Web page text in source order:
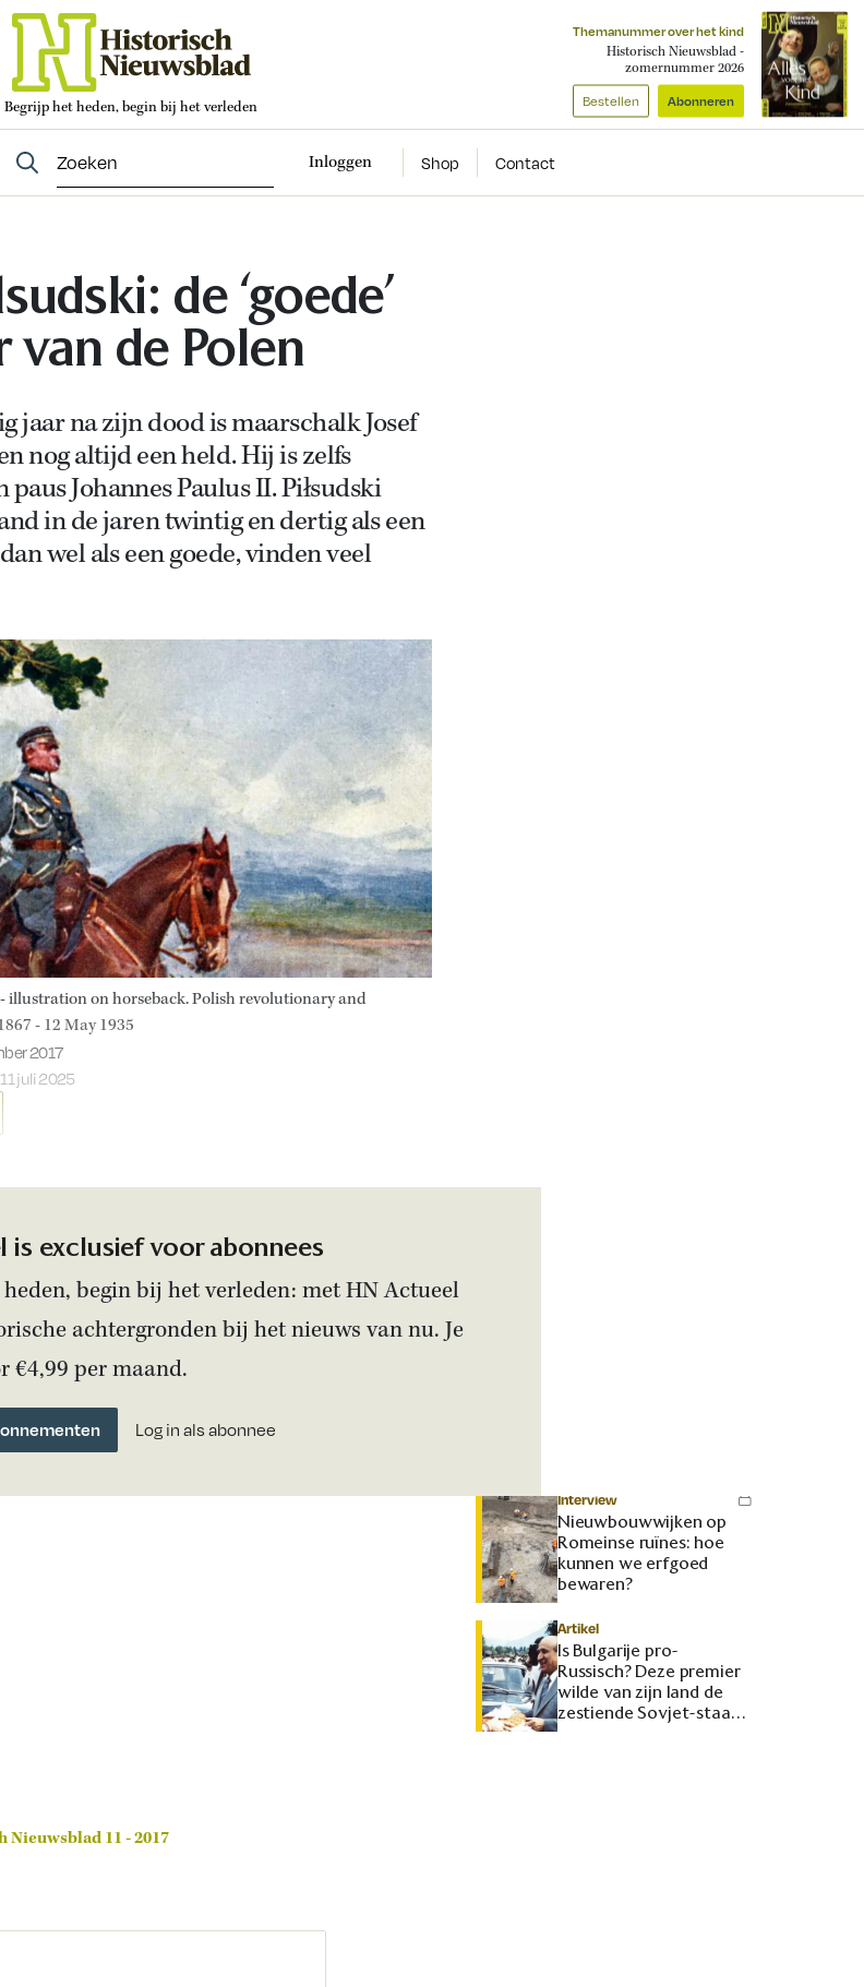
Begrijp het heden, begin bij het verleden
Themanummer over het kind
Historisch Nieuwsblad -
zomernummer 2026
Bestellen Abonneren
Inloggen Shop Contact
de ‘goede’
de Polen
jaar na zijn dood is maarschalk Josef
nog altijd een held. Hij is zelfs
Johannes Paulus II. Piłsudski
in de jaren twintig en dertig als een
wel als een goede, vinden veel
illustration on horseback. Polish revolutionary and
- 12 May 1935
op:
2017
juli 2025
is exclusief voor abonnees
begin bij het verleden: met HN Actueel
achtergronden bij het nieuws van nu. Je
€4,99 per maand.
Log in als abonnee
Interview
Nieuwbouwwijken op
Romeinse ruïnes: hoe
kunnen we erfgoed
bewaren?
Artikel
Is Bulgarije pro-
Russisch? Deze premier
wilde van zijn land de
zestiende Sovjet-staat
maken
11 - 2017